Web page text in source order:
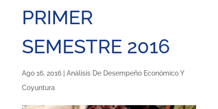
PRIMER
SEMESTRE 2016
Ago 16, 2016| Análisis De Desempeño Económico Y
Coyuntura